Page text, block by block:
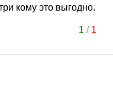
кому это выгодно.
1 / 1